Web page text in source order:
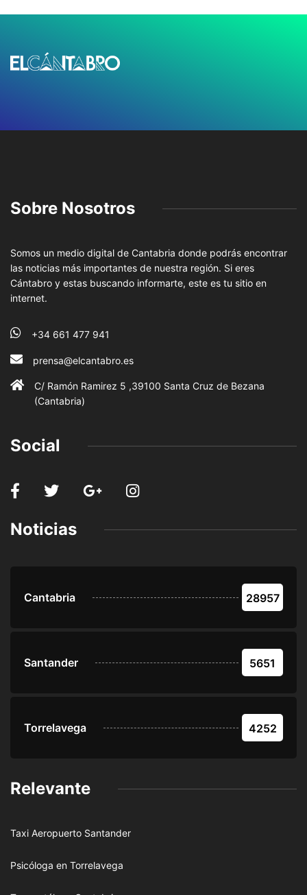
Sobre Nosotros
Somos un medio digital de Cantabria donde podrás encontrar
las noticias más importantes de nuestra región. Si eres
Cántabro y estas buscando informarte, este es tu sitio en
internet.
+34 661 477 941
prensa@elcantabro.es
C/ Ramón Ramirez 5 ,39100 Santa Cruz de Bezana
(Cantabria)
Social
Noticias
Cantabria 28957
Santander 5651
Torrelavega 4252
Relevante
Taxi Aeropuerto Santander
Psicóloga en Torrelavega